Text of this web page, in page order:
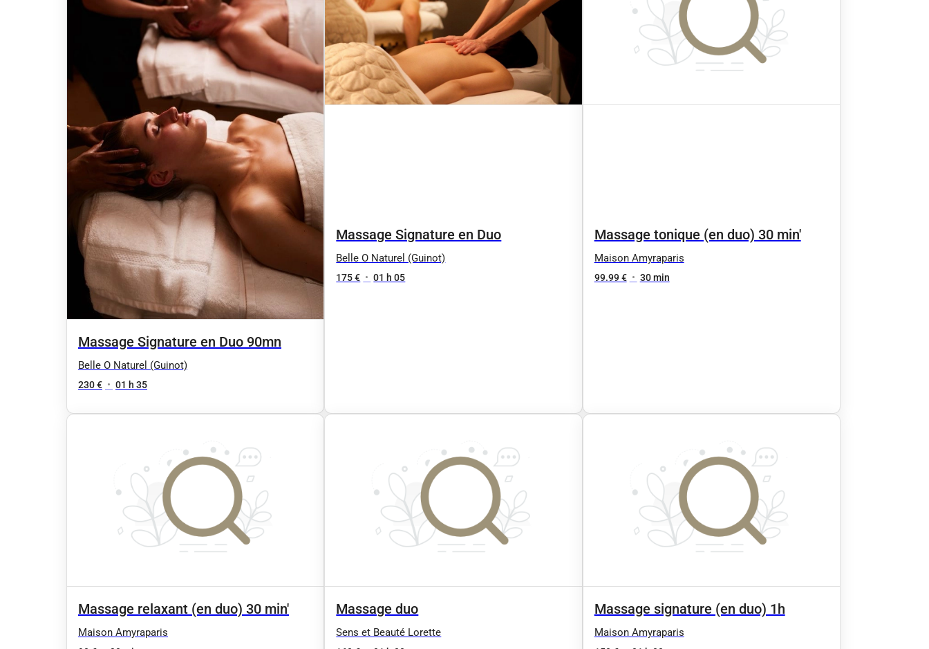
Massage Signature en Duo 90mn
Belle O Naturel (Guinot)
230 € • 01 h 35
Massage Signature en Duo
Belle O Naturel (Guinot)
175 € • 01 h 05
Massage tonique (en duo) 30 min'
Maison Amyraparis
99.99 € • 30 min
Massage relaxant (en duo) 30 min'
Maison Amyraparis
Massage duo
Sens et Beauté Lorette
Massage signature (en duo) 1h
Maison Amyraparis